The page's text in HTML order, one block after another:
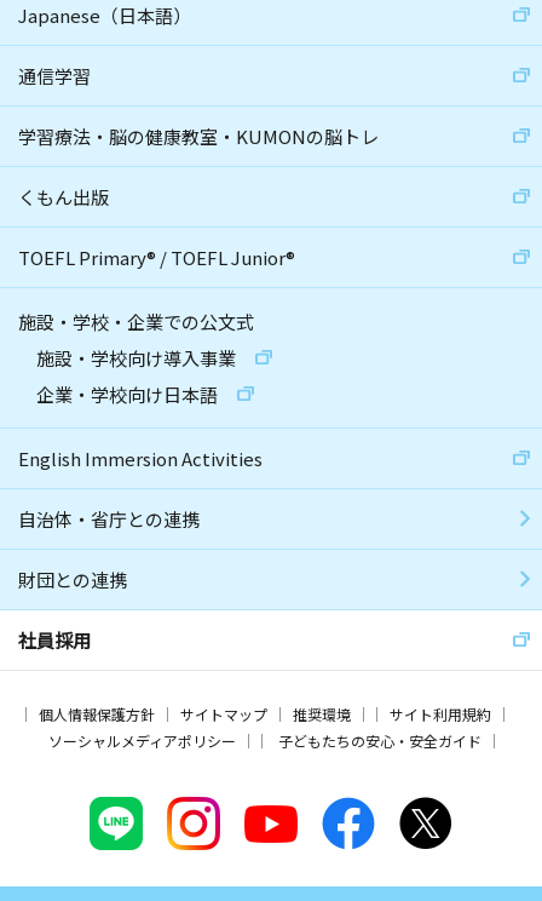
Japanese（日本語）
通信学習
学習療法・脳の健康教室・KUMONの脳トレ
くもん出版
TOEFL Primary® /TOEFL Junior®
施設・学校・企業での公文式
施設・学校向け導入事業
企業・学校向け日本語
English Immersion Activities
自治体・省庁との連携
財団との連携
社員採用
個人情報保護方針 サイトマップ 推奨環境
サイト利用規約
ソーシャルメディアポリシー
子どもたちの安心・安全ガイド